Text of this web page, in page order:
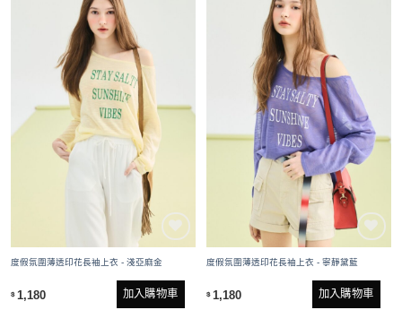
度假氛圍薄透印花長袖上衣 - 淺亞麻金
$ 1,180 加入購物車
度假氛圍薄透印花長袖上衣 - 寧靜黛藍
$ 1,180 加入購物車